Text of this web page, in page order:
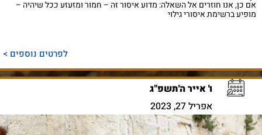
אם כן, אנו חוזרים אל השאלה: מדוע איסור זה – חמור ומזעזע ככל שיהיה –
מופיע ברשימת איסורי גילוי
לפרטים נוספים >
ו' אייר ה'תשפ"ג
אפריל 27, 2023